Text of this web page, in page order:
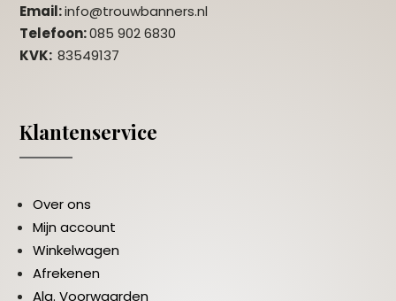
Email:info@trouwbanners.nl
Telefoon:085 902 6830
KVK:83549137
Klantenservice
Over ons
Mijn account
Winkelwagen
Afrekenen
Alg. Voorwaarden